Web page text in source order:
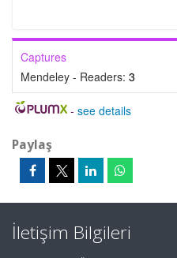
Captures
Mendeley - Readers: 3
- see details
Paylaş
İletişim Bilgileri